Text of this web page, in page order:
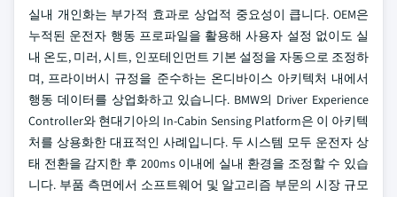
실내 개인화는 부가적 효과로 상업적 중요성이 큽니다. OEM은
누적된 운전자 행동 프로파일을 활용해 사용자 설정 없이도 실
내 온도, 미러, 시트, 인포테인먼트 기본 설정을 자동으로 조정하
며, 프라이버시 규정을 준수하는 온디바이스 아키텍처 내에서
행동 데이터를 상업화하고 있습니다. BMW의 Driver Experience
Controller와 현대기아의 In-Cabin Sensing Platform은 이 아키텍
처를 상용화한 대표적인 사례입니다. 두 시스템 모두 운전자 상
태 전환을 감지한 후 200ms 이내에 실내 환경을 조정할 수 있습
니다. 부품 측면에서 소프트웨어 및 알고리즘 부문의 시장 규모